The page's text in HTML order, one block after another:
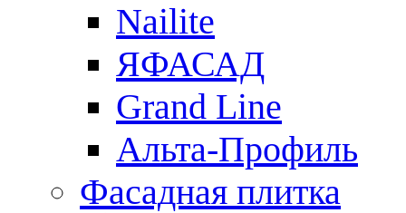
Nailite
ЯФАСАД
Grand Line
Альта-Профиль
Фасадная плитка